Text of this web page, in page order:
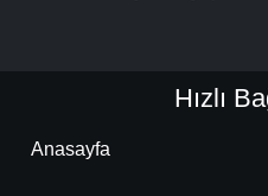
Hızlı
Anasayfa